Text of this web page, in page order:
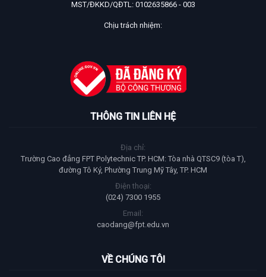
MST/ĐKKD/QĐTL: 0102635866 - 003
Chịu trách nhiệm:
THÔNG TIN LIÊN HỆ
Địa chỉ:
Trường Cao đẳng FPT Polytechnic TP. HCM: Tòa nhà QTSC9 (tòa T),
đường Tô Ký, Phường Trung Mỹ Tây, TP. HCM
Điện thoại:
(024) 7300 1955
Email:
caodang@fpt.edu.vn
VỀ CHÚNG TÔI